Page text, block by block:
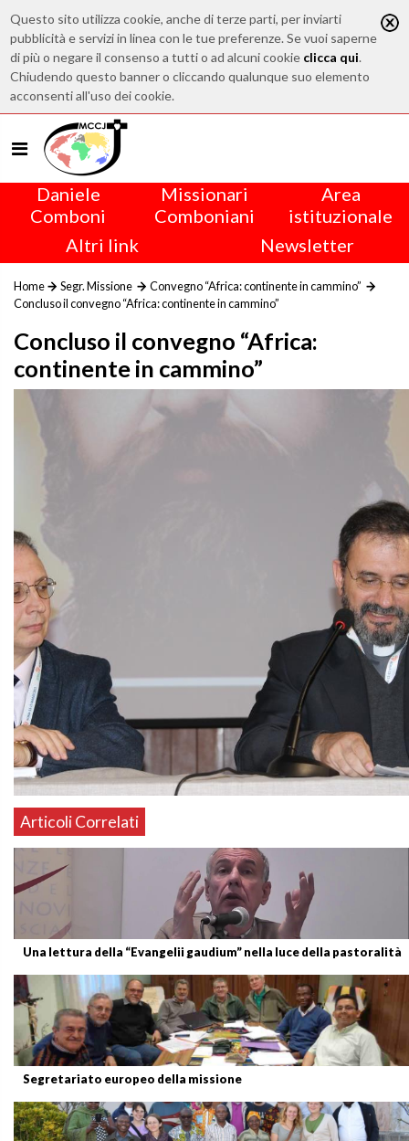
Questo sito utilizza cookie, anche di terze parti, per inviarti
pubblicità e servizi in linea con le tue preferenze. Se vuoi saperne
di più o negare il consenso a tutti o ad alcuni cookie clicca qui.
Chiudendo questo banner o cliccando qualunque suo elemento
acconsenti all'uso dei cookie.
Daniele
Comboni
Missionari
Comboniani
Area
istituzionale
Altri link
Newsletter
Home Segr. Missione
Convegno “Africa: continente in cammino”
Concluso il convegno “Africa: continente in cammino”
Concluso il convegno “Africa:
continente in cammino”
Articoli Correlati
Una lettura della “Evangelii gaudium” nella luce della pastoralità
Segretariato europeo della missione